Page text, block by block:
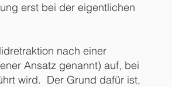
erst bei der eigentlichen
nach einer
Ansatz genannt) auf, bei
wird. Der Grund dafür ist,